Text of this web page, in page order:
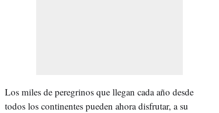
Los miles de peregrinos que llegan cada año desde
todos los continentes pueden ahora disfrutar, a su